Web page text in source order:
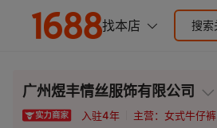
广州煜丰情丝服饰有限公司
入驻4年 主营：女式牛仔裤